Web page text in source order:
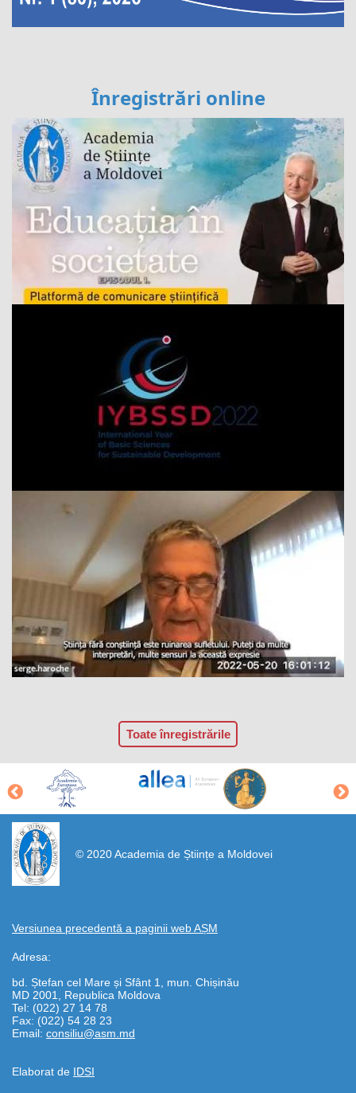
Înregistrări online
Toate înregistrările
© 2020 Academia de Științe a Moldovei
Versiunea precedentă a paginii web AȘM
Adresa:
bd. Ștefan cel Mare și Sfânt 1, mun. Chișinău
MD 2001, Republica Moldova
Tel: (022) 27 14 78
Fax: (022) 54 28 23
Email: consiliu@asm.md
Elaborat de IDSI
https://propletenie.ru/